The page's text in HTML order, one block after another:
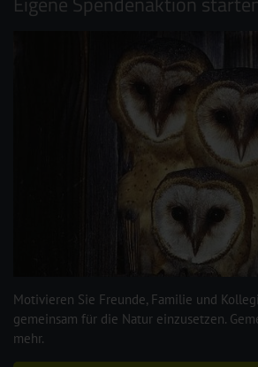
Motivieren Sie Freunde, Familie und
gemeinsam für die Natur einzusetzen.
mehr.